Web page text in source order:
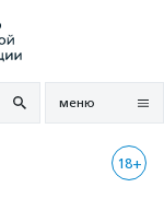
меню
18+